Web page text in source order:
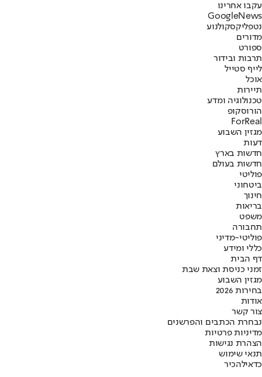
עקבו אחרינו
Googl eNews
נטפליקסקולנוע
מדורים
ספורט
תרבות ובידור
לייף סטייל
אוכל
תיירות
טכנולוגיה ומדע
הורוסקופ
ForReal
מגזין השבוע
דעות
חדשות בארץ
חדשות בעולם
פוליטי
ביטחוני
חינוך
בריאות
משפט
תחבורה
פוליטי-מדיני
כללי ומידע
דף הבית
זמני כניסת וצאת שבת
מגזין השבוע
בחירות 2026
אודות
צור קשר
נבחרת הכתבים והפרשנים
מדיניות פרטיות
הצהרת נגישות
תנאי שימוש
כדאילהכיר